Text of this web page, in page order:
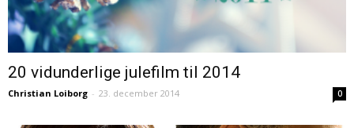
20 vidunderlige julefilm til 2014
Christian Loiborg - 23. december 2014 0